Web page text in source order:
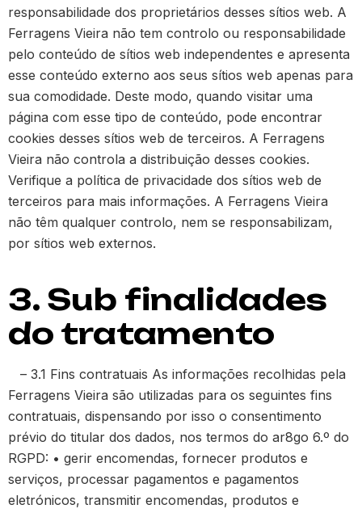
responsabilidade dos proprietários desses sítios web. A
Ferragens Vieira não tem controlo ou responsabilidade
pelo conteúdo de sítios web independentes e apresenta
esse conteúdo externo aos seus sítios web apenas para
sua comodidade. Deste modo, quando visitar uma
página com esse tipo de conteúdo, pode encontrar
cookies desses sítios web de terceiros. A Ferragens
Vieira não controla a distribuição desses cookies.
Verifique a política de privacidade dos sítios web de
terceiros para mais informações. A Ferragens Vieira
não têm qualquer controlo, nem se responsabilizam,
por sítios web externos.
3. Sub finalidades
do tratamento
– 3.1 Fins contratuais As informações recolhidas pela
Ferragens Vieira são utilizadas para os seguintes fins
contratuais, dispensando por isso o consentimento
prévio do titular dos dados, nos termos do ar8go 6.º do
RGPD: • gerir encomendas, fornecer produtos e
serviços, processar pagamentos e pagamentos
eletrónicos, transmitir encomendas, produtos e